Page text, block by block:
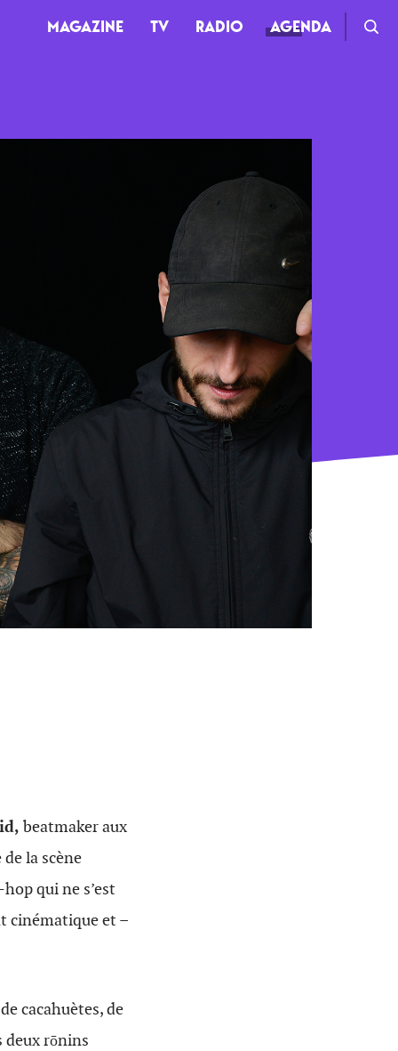
MAGAZINE TV RADIO AGENDA
TV
Clips
Live
Documentaires
Web-séries
beatmaker aux
la scène
qui ne s’est
cinématique et –
cacahuètes, de
deux rōnins